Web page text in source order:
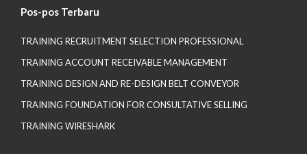
Pos-pos Terbaru
TRAINING RECRUITMENT SELECTION PROFESSIONAL
TRAINING ACCOUNT RECEIVABLE MANAGEMENT
TRAINING DESIGN AND RE-DESIGN BELT CONVEYOR
TRAINING FOUNDATION FOR CONSULTATIVE SELLING
TRAINING WIRESHARK